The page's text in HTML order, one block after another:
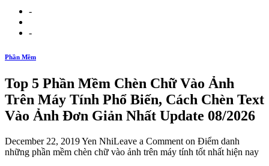
-
-
Phần Mềm
Top 5 Phần Mềm Chèn Chữ Vào Ảnh
Trên Máy Tính Phổ Biến, Cách Chèn Text
Vào Ảnh Đơn Giản Nhất Update 08/2026
December 22, 2019 Yen NhiLeave a Comment on Điểm danh
những phần mềm chèn chữ vào ảnh trên máy tính tốt nhất hiện nay